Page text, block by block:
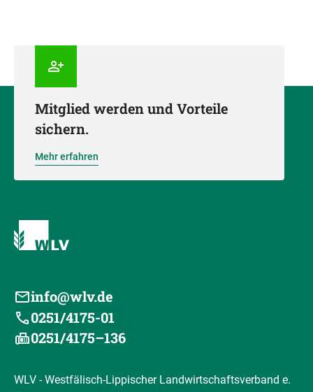
Mitglied werden und Vorteile
sichern.
Mehr erfahren
info@wlv.de
0251/4175-01
0251/4175–136
WLV - Westfälisch-Lippischer Landwirtschaftsverband e.